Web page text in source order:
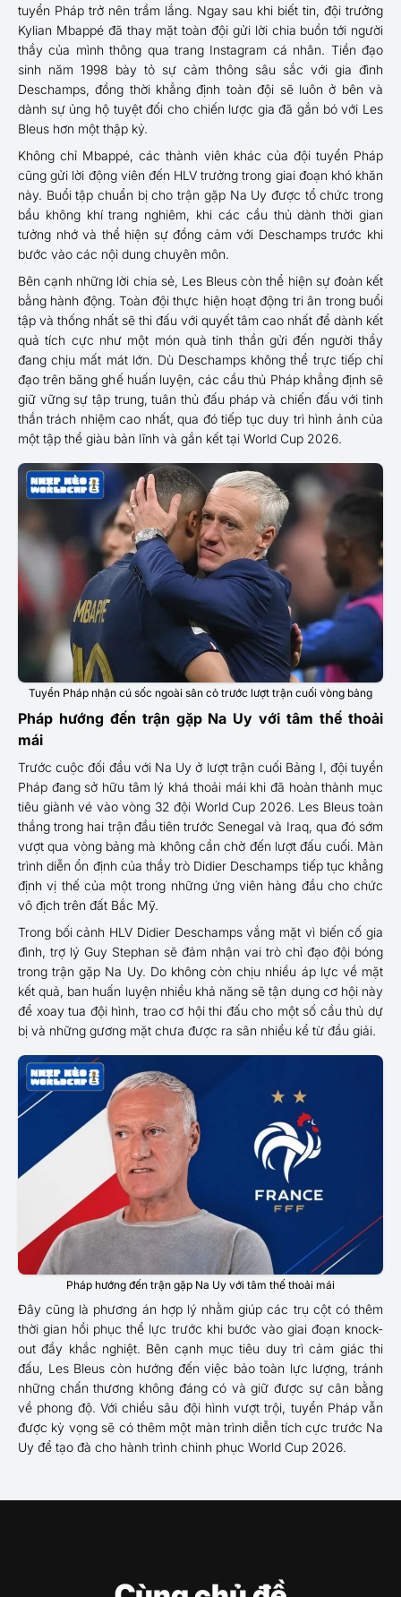
tuyển Pháp trở nên trầm lắng. Ngay sau khi biết tin, đội trưởng
Kylian Mbappé đã thay mặt toàn đội gửi lời chia buồn tới người
thầy của mình thông qua trang Instagram cá nhân. Tiền đạo
sinh năm 1998 bày tỏ sự cảm thông sâu sắc với gia đình
Deschamps, đồng thời khẳng định toàn đội sẽ luôn ở bên và
dành sự ủng hộ tuyệt đối cho chiến lược gia đã gắn bó với Les
Bleus hơn một thập kỷ.
Không chỉ Mbappé, các thành viên khác của đội tuyển Pháp
cũng gửi lời động viên đến HLV trưởng trong giai đoạn khó khăn
này. Buổi tập chuẩn bị cho trận gặp Na Uy được tổ chức trong
bầu không khí trang nghiêm, khi các cầu thủ dành thời gian
tưởng nhớ và thể hiện sự đồng cảm với Deschamps trước khi
bước vào các nội dung chuyên môn.
Bên cạnh những lời chia sẻ, Les Bleus còn thể hiện sự đoàn kết
bằng hành động. Toàn đội thực hiện hoạt động tri ân trong buổi
tập và thống nhất sẽ thi đấu với quyết tâm cao nhất để dành kết
quả tích cực như một món quà tinh thần gửi đến người thầy
đang chịu mất mát lớn. Dù Deschamps không thể trực tiếp chỉ
đạo trên băng ghế huấn luyện, các cầu thủ Pháp khẳng định sẽ
giữ vững sự tập trung, tuân thủ đấu pháp và chiến đấu với tinh
thần trách nhiệm cao nhất, qua đó tiếp tục duy trì hình ảnh của
một tập thể giàu bản lĩnh và gắn kết tại World Cup 2026.
Tuyển Pháp nhận cú sốc ngoài sân cỏ trước lượt trận cuối vòng bảng
Pháp hướng đến trận gặp Na Uy với tâm thế thoải
mái
Trước cuộc đối đầu với Na Uy ở lượt trận cuối Bảng I, đội tuyển
Pháp đang sở hữu tâm lý khá thoải mái khi đã hoàn thành mục
tiêu giành vé vào vòng 32 đội World Cup 2026. Les Bleus toàn
thắng trong hai trận đầu tiên trước Senegal và Iraq, qua đó sớm
vượt qua vòng bảng mà không cần chờ đến lượt đấu cuối. Màn
trình diễn ổn định của thầy trò Didier Deschamps tiếp tục khẳng
định vị thế của một trong những ứng viên hàng đầu cho chức
vô địch trên đất Bắc Mỹ.
Trong bối cảnh HLV Didier Deschamps vắng mặt vì biến cố gia
đình, trợ lý Guy Stephan sẽ đảm nhận vai trò chỉ đạo đội bóng
trong trận gặp Na Uy. Do không còn chịu nhiều áp lực về mặt
kết quả, ban huấn luyện nhiều khả năng sẽ tận dụng cơ hội này
để xoay tua đội hình, trao cơ hội thi đấu cho một số cầu thủ dự
bị và những gương mặt chưa được ra sân nhiều kể từ đầu giải.
Pháp hướng đến trận gặp Na Uy với tâm thế thoải mái
Đây cũng là phương án hợp lý nhằm giúp các trụ cột có thêm
thời gian hồi phục thể lực trước khi bước vào giai đoạn knock-
out đầy khắc nghiệt. Bên cạnh mục tiêu duy trì cảm giác thi
đấu, Les Bleus còn hướng đến việc bảo toàn lực lượng, tránh
những chấn thương không đáng có và giữ được sự cân bằng
về phong độ. Với chiều sâu đội hình vượt trội, tuyển Pháp vẫn
được kỳ vọng sẽ có thêm một màn trình diễn tích cực trước Na
Uy để tạo đà cho hành trình chinh phục World Cup 2026.